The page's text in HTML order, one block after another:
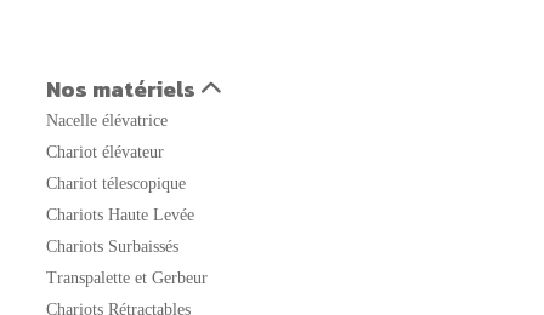
sur Marne, Chevilly Larue, Fresnes, Gentilly, Le
Kremlin Bicêtre, L Hays Les Roses, Maisons Alfort,
Nogent sur Marne, Orly, Aéroport Orly, Rungis,
Saint Maur des Fosses, Sucy en Brie, Thiais,
Vanves, Valenton, Villejuif, Villeneuve le Roi,
Villeneuve Saint Georges) - Seine Saint Denis 93
(Saint Denis, Aulnay sous Bois, Noisy le Grand,
Noisy le Sec, Bobigny, Saint Ouen, Rosny sous bois,
Livry Gargan, Aéroport Le Bourget, Aubervilliers,
Bagnolet, Bondy, Clichy sous Bois, Drancy, Dugny,
Nos matériels
Nacelle élévatrice
Chariot élévateur
Chariot télescopique
Chariots Haute Levée
Chariots Surbaissés
Transpalette et Gerbeur
Chariots Rétractables